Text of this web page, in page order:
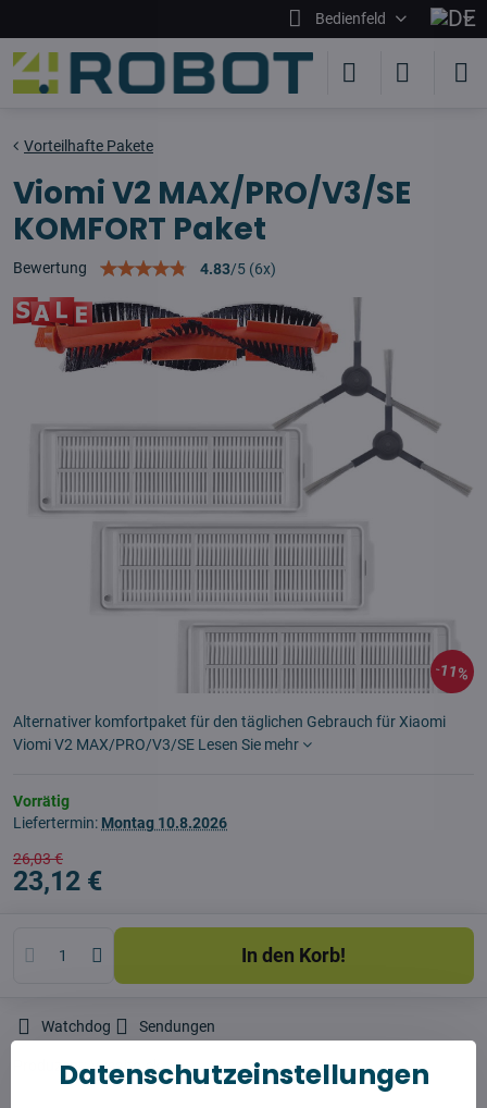
Bedienfeld
11%
Vorteilhafte Pakete
Viomi V2 MAX/PRO/V3/SE
KOMFORT Paket
Bewertung 4.83/5 (6x)
Alternativer komfortpaket für den täglichen Gebrauch für Xiaomi
Viomi V2 MAX/PRO/V3/SE Lesen Sie mehr
Vorrätig
Liefertermin: Montag 10.8.2026
26,03 €
23,12 €
In den Korb!
Watchdog Sendungen
Produzent:Vysajto.sk
Datenschutzeinstellungen